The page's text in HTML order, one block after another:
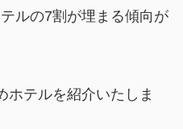
ルの7割が埋まる傾向が
ホテルを紹介いたしま